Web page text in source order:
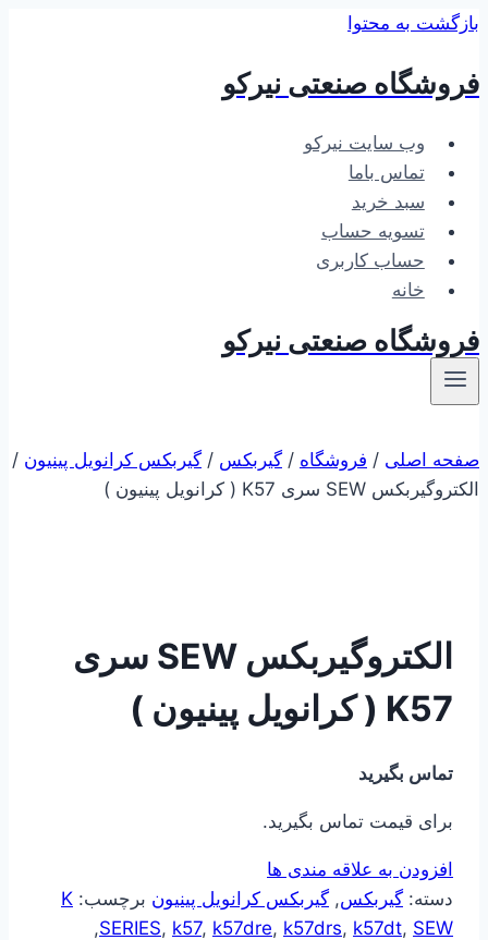
بازگشت به محتوا
فروشگاه صنعتی نیرکو
وب سایت نیرکو
تماس باما
سبد خرید
تسویه حساب
حساب کاربری
خانه
فروشگاه صنعتی نیرکو
صفحه اصلی / فروشگاه / گیربکس / گیربکس کرانویل پینیون /
الکتروگیربکس SEW سری K57 ( کرانویل پینیون )
الکتروگیربکس SEW سری
K57 ( کرانویل پینیون )
تماس بگیرید
برای قیمت تماس بگیرید.
افزودن به علاقه مندی ها
دسته: گیربکس, گیربکس کرانویل پینیون برچسب: K
SERIES, k57, k57dre, k57drs, k57dt, SEW
,